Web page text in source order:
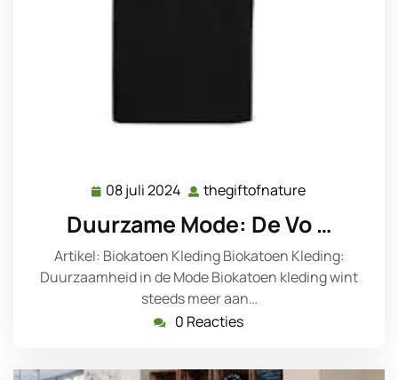
08 juli 2024 08
juli
2024
thegiftofnature
Duurzame Mode: De Vo …
Artikel: Biokatoen Kleding Biokatoen Kleding:
Duurzaamheid in de Mode Biokatoen kleding wint
steeds meer aan…
0 Reacties